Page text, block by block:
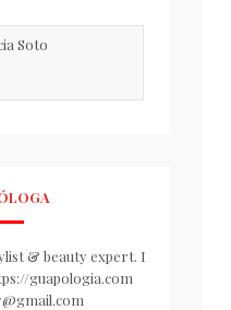
& beauty expert. I
guapologia.com